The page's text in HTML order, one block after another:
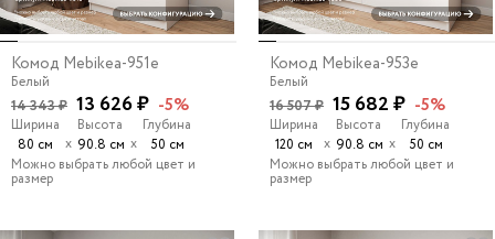
Комод Mebikea-951e
Белый
14 343 ₽ 13 626 ₽ -5%
Ширина
80 см
х
Высота
90.8 см х
Глубина
50 см
Можно выбрать любой цвет и
размер
Комод Mebikea-953e
Белый
16 507 ₽ 15 682 ₽ -5%
Ширина
120 см
х
Высота
90.8 см х
Глубина
50 см
Можно выбрать любой цвет и
размер